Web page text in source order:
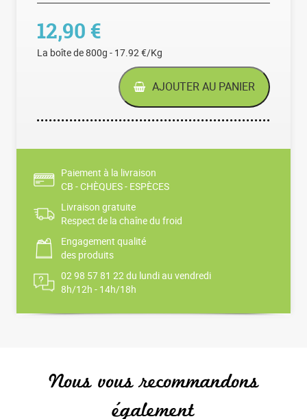
12,90€
La boîte de 800g - 17.92 €/Kg
AJOUTER AU PANIER
Paiement à la livraison
CB - CHÈQUES - ESPÈCES
Livraison gratuite
Respect de la chaîne du froid
Engagement qualité
des produits
02 98 57 81 22 du lundi au vendredi
8h/12h - 14h/18h
Nous vous recommandons
également